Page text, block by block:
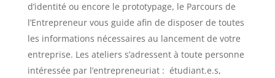
d’identité ou encore le prototypage, le Parcours de
l’Entrepreneur vous guide afin de disposer de toutes
les informations nécessaires au lancement de votre
entreprise. Les ateliers s’adressent à toute personne
intéressée par l’entrepreneuriat : étudiant.e.s,